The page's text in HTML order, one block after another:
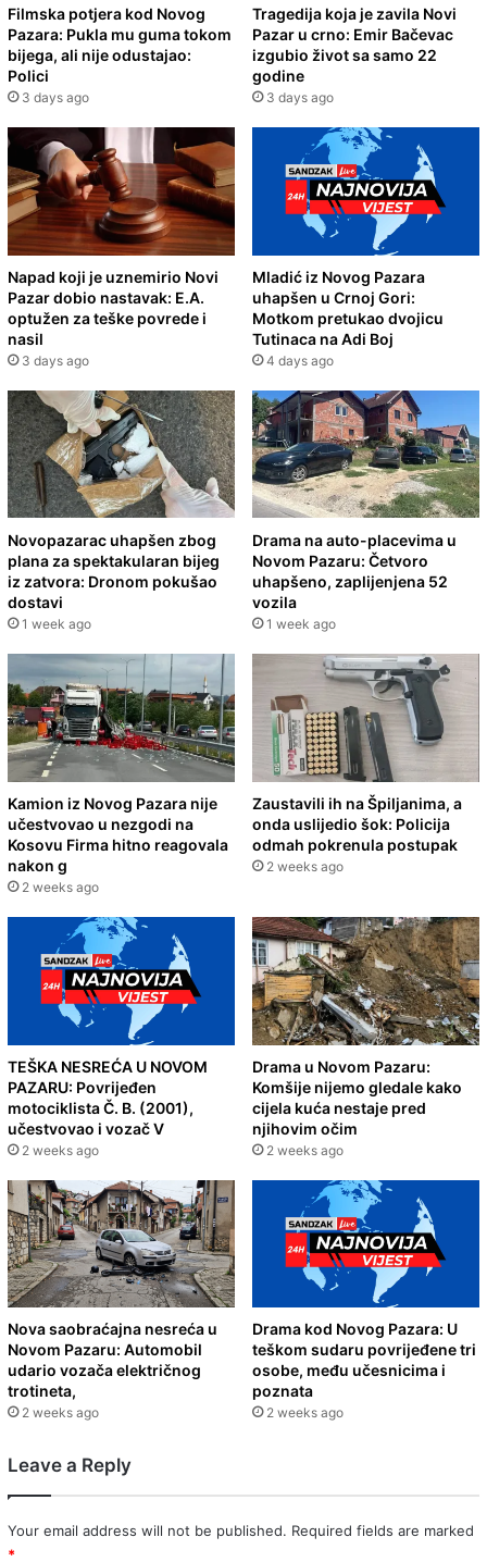
Filmska potjera kod Novog
Pazara: Pukla mu guma tokom
bijega, ali nije odustajao:
Polici
3 days ago
Tragedija koja je zavila Novi
Pazar u crno: Emir Bačevac
izgubio život sa samo 22
godine
3 days ago
Napad koji je uznemirio Novi
Pazar dobio nastavak: E.A.
optužen za teške povrede i
nasil
3 days ago
Mladić iz Novog Pazara
uhapšen u Crnoj Gori:
Motkom pretukao dvojicu
Tutinaca na Adi Boj
4 days ago
Novopazarac uhapšen zbog
plana za spektakularan bijeg
iz zatvora: Dronom pokušao
dostavi
1 week ago
Drama na auto-placevima u
Novom Pazaru: Četvoro
uhapšeno, zaplijenjena 52
vozila
1 week ago
Kamion iz Novog Pazara nije
učestvovao u nezgodi na
Kosovu Firma hitno reagovala
nakon g
2 weeks ago
Zaustavili ih na Špiljanima, a
onda uslijedio šok: Policija
odmah pokrenula postupak
2 weeks ago
TEŠKA NESREĆA U NOVOM
PAZARU: Povrijeđen
motociklista Č. B. (2001),
učestvovao i vozač V
2 weeks ago
Drama u Novom Pazaru:
Komšije nijemo gledale kako
cijela kuća nestaje pred
njihovim očim
2 weeks ago
Nova saobraćajna nesreća u
Novom Pazaru: Automobil
udario vozača električnog
trotineta,
2 weeks ago
Drama kod Novog Pazara: U
teškom sudaru povrijeđene tri
osobe, među učesnicima i
poznata
2 weeks ago
Leave a Reply
Your email address will not be published. Required fields are marked
*